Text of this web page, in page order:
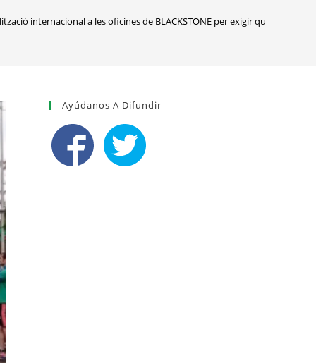
internacional a les oficines de BLACKSTONE per exigir que
Ayúdanos A Difundir